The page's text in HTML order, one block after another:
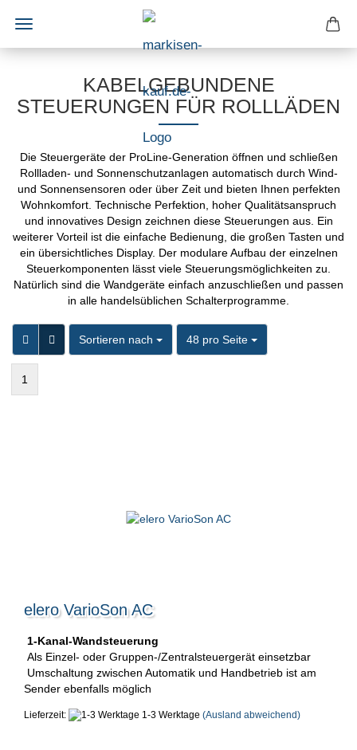
KABELGEBUNDENE
STEUERUNGEN FÜR ROLLLÄDEN
Die Steuergeräte der ProLine-Generation öffnen und schließen
Rollladen- und Sonnen­schutzanlagen automatisch durch Wind-
und Sonnensensoren oder über Zeit und bieten Ihnen perfekten
Wohnkomfort. Technische Perfektion, hoher Qualitätsan­spruch
und innovatives Design zeichnen diese Steuerungen aus. Ein
weiterer Vorteil ist die einfache Bedienung, die großen Tasten und
ein übersichtliches Display. Der modulare Aufbau der einzelnen
Steuerkomponenten lässt viele Steuerungsmöglichkeiten zu.
Natürlich sind die Wandgeräte einfach anzuschließen und pas­sen
in alle handelsüblichen Schalterprogramme.
Sortieren nach
Sortieren nach 48 pro Seite
pro Seite
1
elero VarioSon AC
1-Kanal-Wandsteuerung
Als Einzel- oder Gruppen-/Zentralsteuergerät einsetzbar
Umschaltung zwischen Automatik und Handbetrieb ist am
Sender ebenfalls möglich
Lieferzeit: 1-3 Werktage (Ausland abweichend)